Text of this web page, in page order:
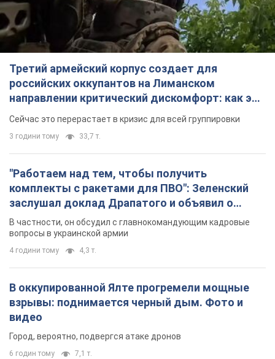
Третий армейский корпус создает для
российских оккупантов на Лиманском
направлении критический дискомфорт: как это
удалось
Сейчас это перерастает в кризис для всей группировки
3 години тому 33,7 т.
"Работаем над тем, чтобы получить
комплекты с ракетами для ПВО": Зеленский
заслушал доклад Драпатого и объявил о
новых мерах
В частности, он обсудил с главнокомандующим кадровые
вопросы в украинской армии
4 години тому 4,3 т.
В оккупированной Ялте прогремели мощные
взрывы: поднимается черный дым. Фото и
видео
Город, вероятно, подвергся атаке дронов
6 годин тому 7,1 т.